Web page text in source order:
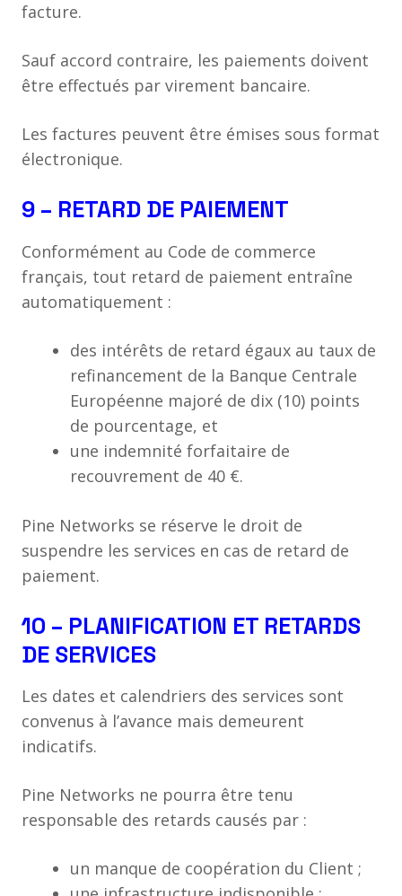
facture.
Sauf accord contraire, les paiements doivent
être effectués par virement bancaire.
Les factures peuvent être émises sous format
électronique.
9 – RETARD DE PAIEMENT
Conformément au Code de commerce
français, tout retard de paiement entraîne
automatiquement :
des intérêts de retard égaux au taux de
refinancement de la Banque Centrale
Européenne majoré de dix (10) points
de pourcentage, et
une indemnité forfaitaire de
recouvrement de 40 €.
Pine Networks se réserve le droit de
suspendre les services en cas de retard de
paiement.
10 – PLANIFICATION ET RETARDS
DE SERVICES
Les dates et calendriers des services sont
convenus à l’avance mais demeurent
indicatifs.
Pine Networks ne pourra être tenu
responsable des retards causés par :
un manque de coopération du Client ;